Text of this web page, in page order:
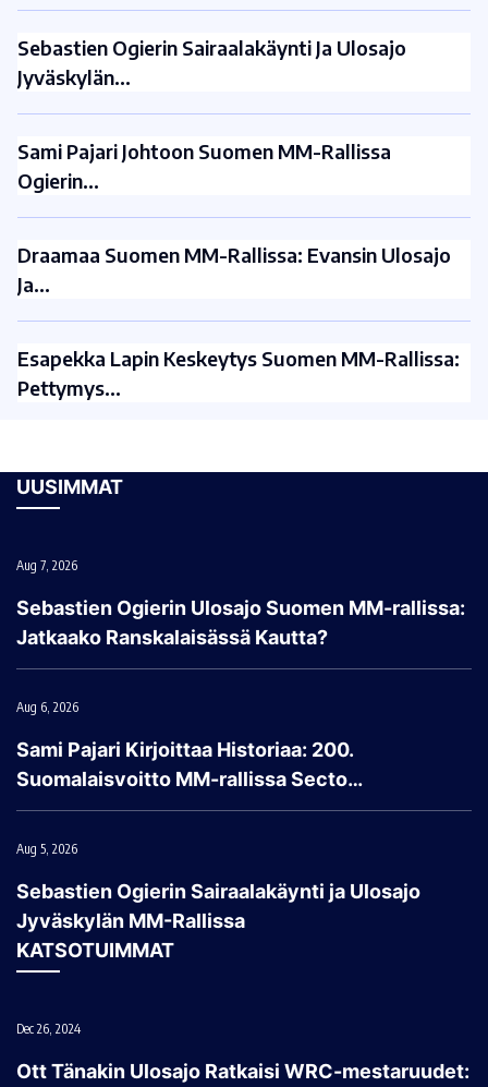
Sebastien Ogierin Sairaalakäynti Ja Ulosajo
Jyväskylän…
Sami Pajari Johtoon Suomen MM-Rallissa
Ogierin…
Draamaa Suomen MM-Rallissa: Evansin Ulosajo
Ja…
Esapekka Lapin Keskeytys Suomen MM-Rallissa:
Pettymys…
UUSIMMAT
Aug 7, 2026
Sebastien Ogierin Ulosajo Suomen MM-rallissa:
Jatkaako Ranskalaisässä Kautta?
Aug 6, 2026
Sami Pajari Kirjoittaa Historiaa: 200.
Suomalaisvoitto MM-rallissa Secto…
Aug 5, 2026
Sebastien Ogierin Sairaalakäynti ja Ulosajo
Jyväskylän MM-Rallissa
KATSOTUIMMAT
Dec 26, 2024
Ott Tänakin Ulosajo Ratkaisi WRC-mestaruudet: